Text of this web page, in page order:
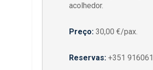
acolhedor.
Preço: 30,00 €/pax.
Reservas: +351